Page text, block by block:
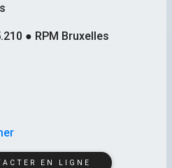
● RPM Bruxelles
EN LIGNE